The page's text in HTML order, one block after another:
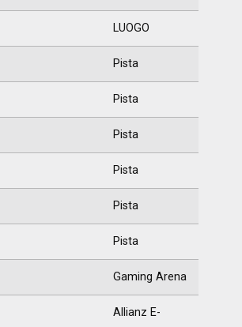
LUOGO
Pista
Pista
Pista
Pista
Pista
Pista
Gaming Arena
Allianz E-